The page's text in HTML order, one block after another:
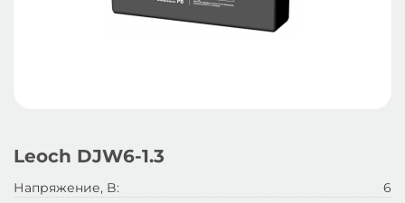
Leoch DJW6-1.3
Напряжение, B:
6